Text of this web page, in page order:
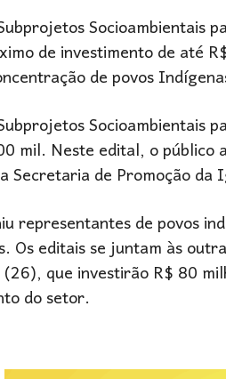
Socioambientais
de investimento de até
de povos
Socioambientais
mil. Neste edital, o público
Secretaria de Promoção da
representantes de povos
Os editais se juntam às
que investirão R$ 80
do setor.